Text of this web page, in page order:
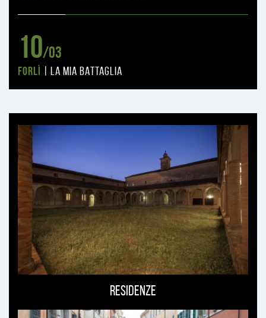
10/03
Forlì | LA MIA BATTAGLIA
Ti
può
interessare
Residenze